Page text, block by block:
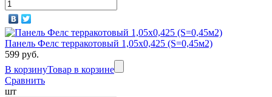
Rocky
Медный
отлив
Панель Фелс терракотовый 1,05х0,425 (S=0,45м2)
599 руб.
В корзинуТовар в корзине
Сравнить
шт